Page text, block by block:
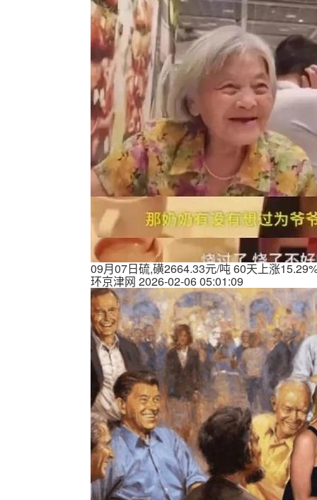
09月07日硫,磺2664.33元/吨 60天上涨
环京津网 2026-02-06 05:01:09